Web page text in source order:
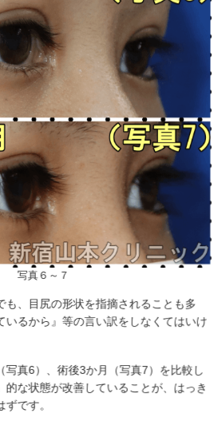
写真６～７
も、目尻の形状を指摘されることも多
いるから』等の言い訳をしなくてはいけ
写真6）、術後3か月（写真7）を比較し
的な状態が改善していることが、はっき
です。